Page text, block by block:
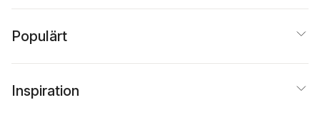
Populärt
Inspiration